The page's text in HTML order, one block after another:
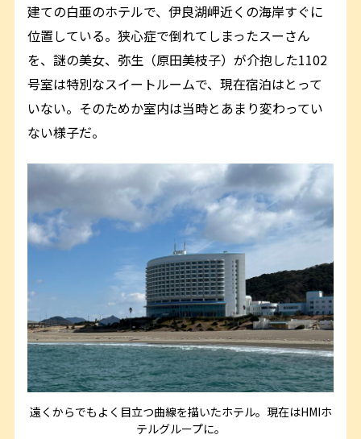
建ての白亜のホテルで、伊良湖岬近くの海岸すぐに
位置している。狭心症で倒れてしまったスーさん
を、謎の美女、弥生（原田美枝子）が介抱した1102
号室は特別なスイートルームで、現在宿泊はとって
いない。そのためか室内は当時とあまり変わってい
ない様子だ。
遠くからでもよく目立つ曲線を描いたホテル。現在はHMIホ
テルグループに。